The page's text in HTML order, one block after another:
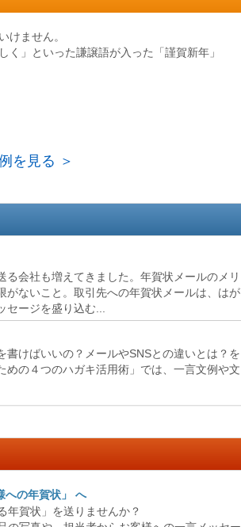
けません。
」といった謙譲語が入った「謹賀新年」
を見る ＞
会社も増えてきました。年賀状メールのメリ
がないこと。取引先への年賀状メールは、はが
ージを盛り込む...
けばいいの？メールやSNSとの違いとは？を
の４つのハガキ活用術」では、一言文例や文
への年賀状」 へ
年賀状」を送りませんか？